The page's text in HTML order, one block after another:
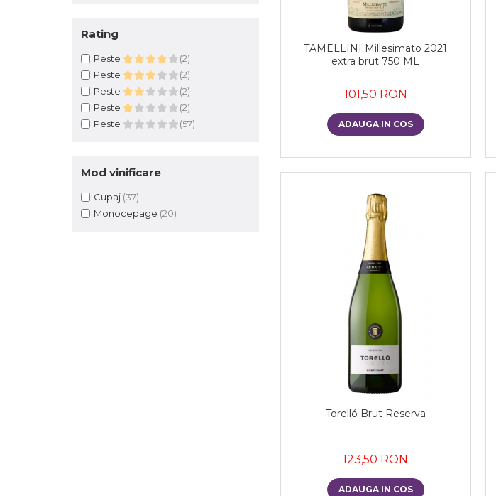
Rating
Peste
(2)
Peste
(2)
Peste
(2)
Peste
(2)
Peste
(57)
Mod vinificare
Cupaj (37)
Monocepage (20)
TAMELLINI Millesimato 2021
extra brut 750 ML
101,50 RON
ADAUGA IN COS
Torelló Brut Reserva
123,50 RON
ADAUGA IN COS